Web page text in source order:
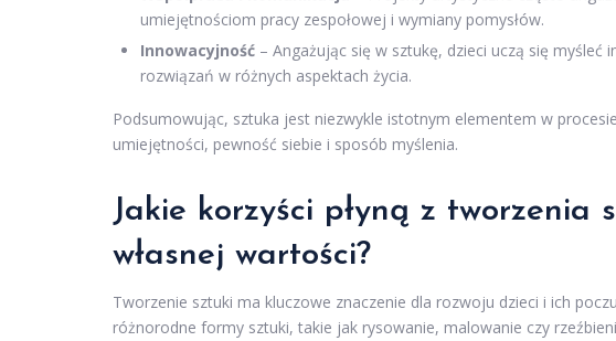
umiejętnościom pracy zespołowej i wymiany pomysłów.
Innowacyjność – Angażując się w sztukę, dzieci uczą się
rozwiązań w różnych aspektach życia.
Podsumowując, sztuka jest niezwykle istotnym elementem w
umiejętności, pewność siebie i sposób myślenia.
Jakie korzyści płyną z tworzenia
własnej wartości?
Tworzenie sztuki ma kluczowe znaczenie dla rozwoju dzieci i ich
różnorodne formy sztuki, takie jak rysowanie, malowanie czy